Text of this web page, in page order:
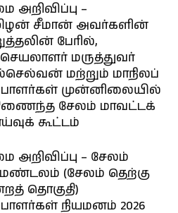
–
சீமான் அவர்களின்
பேரில்,
மருத்துவர்
மற்றும் மாநிலப்
முன்னிலையில்
சேலம் மாவட்டக்
கூட்டம்
– சேலம்
மண்டலம் (சேலம் தெற்கு
தொகுதி)
நியமனம் 2026